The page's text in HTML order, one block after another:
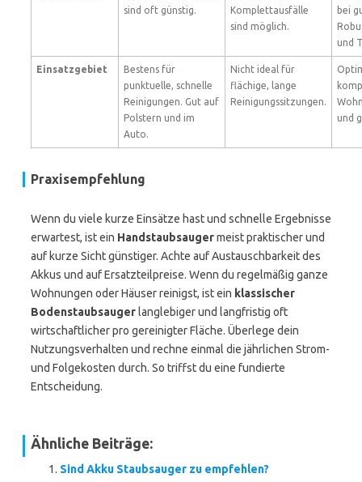
sind oft günstig.
Komplettausfälle
sind möglich.
bei
und
Einsatzgebiet
Bestens für
punktuelle, schnelle
Reinigungen. Gut auf
Polstern und im
Auto.
Nicht ideal für
flächige, lange
Reinigungssitzungen.
und
Praxisempfehlung
Wenn du viele kurze Einsätze hast und schnelle Ergebnisse
erwartest, ist ein Handstaubsaugermeist praktischer und
auf kurze Sicht günstiger. Achte auf Austauschbarkeit des
Akkus und auf Ersatzteilpreise. Wenn du regelmäßig ganze
Wohnungen oder Häuser reinigst, ist ein klassischer
Bodenstaubsauger langlebiger und langfristig oft
wirtschaftlicher pro gereinigter Fläche. Überlege dein
Nutzungsverhalten und rechne einmal die jährlichen Strom-
und Folgekosten durch. So triffst du eine fundierte
Entscheidung.
Ähnliche Beiträge:
Sind Akku Staubsauger zu empfehlen?